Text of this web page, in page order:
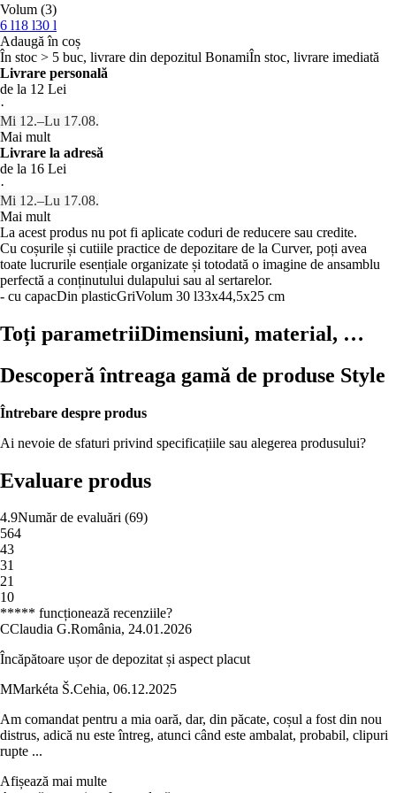
Volum (3)
6 l18 l30 l
Adaugă în coș
În stoc > 5 buc, livrare din depozitul BonamiÎn stoc, livrare imediată
Livrare personală
de la 12 Lei
·
Mi 12.–Lu 17.08.
Mai mult
Livrare la adresă
de la 16 Lei
·
Mi 12.–Lu 17.08.
Mai mult
La acest produs nu pot fi aplicate coduri de reducere sau credite.
Cu coșurile și cutiile practice de depozitare de la Curver, poți avea
toate lucrurile esențiale organizate și totodată o imagine de ansamblu
perfectă a conținutului dulapului sau al sertarelor.
- cu capacDin plasticGriVolum 30 l33x44,5x25 cm
Toți parametriiDimensiuni, material, …
Descoperă întreaga gamă de produse Style
Întrebare despre produs
Ai nevoie de sfaturi privind specificațiile sau alegerea produsului?
Evaluare produs
4.9Număr de evaluări (69)
564
43
31
21
10
***** funcționează recenziile?
CClaudia G.România, 24.01.2026
Încăpătoare ușor de depozitat și aspect placut
MMarkéta Š.Cehia, 06.12.2025
Am comandat pentru a mia oară, dar, din păcate, coșul a fost din nou
distrus, adică nu este întreg, atunci când este ambalat, probabil, clipuri
rupte ...
Afișează mai multe